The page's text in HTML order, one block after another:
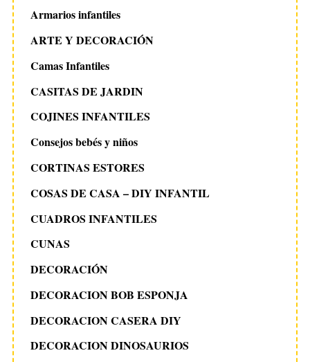
Armarios infantiles
ARTE Y DECORACIÓN
Camas Infantiles
CASITAS DE JARDIN
COJINES INFANTILES
Consejos bebés y niños
CORTINAS ESTORES
COSAS DE CASA – DIY INFANTIL
CUADROS INFANTILES
CUNAS
DECORACIÓN
DECORACION BOB ESPONJA
DECORACION CASERA DIY
DECORACION DINOSAURIOS